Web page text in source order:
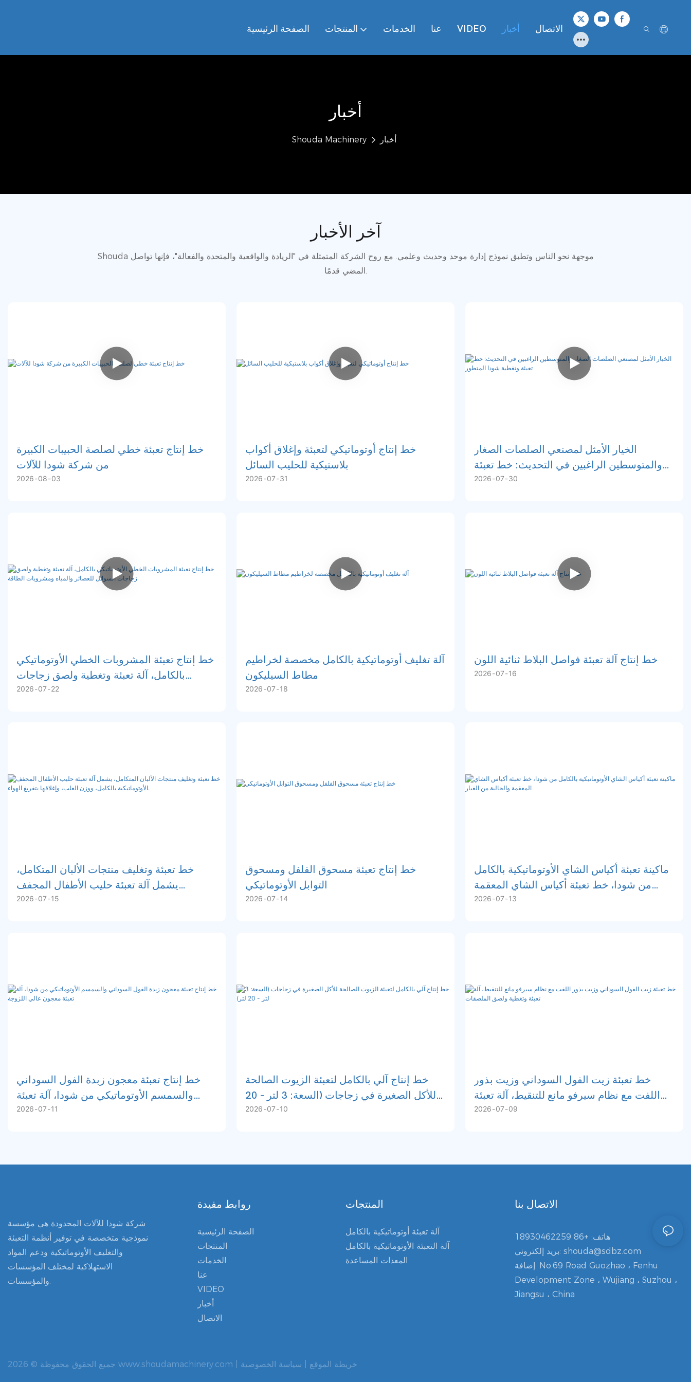
الصفحة الرئيسية المنتجات الخدمات عنا VIDEO أخبار الاتصال
أخبار
Shouda Machinery أخبار
آخر الأخبار
Shouda موجهة نحو الناس وتطبق نموذج إدارة موحد وحديث وعلمي. مع روح الشركة المتمثلة في "الريادة والواقعية والمتحدة والفعالة"، فإنها تواصل
المضي قدمًا.
خط إنتاج تعبئة خطي لصلصة الحبيبات الكبيرة
من شركة شودا للآلات
2026 08 03
خط إنتاج أوتوماتيكي لتعبئة وإغلاق أكواب
بلاستيكية للحليب السائل
2026 07 31
الخيار الأمثل لمصنعي الصلصات الصغار
والمتوسطين الراغبين في التحديث: خط تعبئة
وتغطية شودا المتطور
2026 07 30
خط إنتاج تعبئة المشروبات الخطي الأوتوماتيكي
بالكامل، آلة تعبئة وتغطية ولصق زجاجات
السوائل للعصائر والمياه ومشروبات الطاقة
2026 07 22
آلة تغليف أوتوماتيكية بالكامل مخصصة لخراطيم
مطاط السيليكون
2026 07 18
خط إنتاج آلة تعبئة فواصل البلاط ثنائية اللون
2026 07 16
خط تعبئة وتغليف منتجات الألبان المتكامل،
يشمل آلة تعبئة حليب الأطفال المجفف
الأوتوماتيكية بالكامل، ووزن العلب، وإغلاقها
2026 07 15
خط إنتاج تعبئة مسحوق الفلفل ومسحوق
التوابل الأوتوماتيكي
2026 07 14
ماكينة تعبئة أكياس الشاي الأوتوماتيكية بالكامل
من شودا، خط تعبئة أكياس الشاي المعقمة
والخالية من الغبار
2026 07 13
خط إنتاج تعبئة معجون زبدة الفول السوداني
والسمسم الأوتوماتيكي من شودا، آلة تعبئة
معجون عالي اللزوجة
2026 07 11
خط إنتاج آلي بالكامل لتعبئة الزيوت الصالحة
للأكل الصغيرة في زجاجات (السعة: 3 لتر - 20
لتر)
2026 07 10
خط تعبئة زيت الفول السوداني وزيت بذور
اللفت مع نظام سيرفو مانع للتنقيط، آلة تعبئة
وتغطية ولصق الملصقات
2026 07 09
شركة شودا للآلات المحدودة هي مؤسسة
نموذجية متخصصة في توفير أنظمة التعبئة
والتغليف الأوتوماتيكية ودعم المواد
الاستهلاكية لمختلف المؤسسات
والمؤسسات.
روابط مفيدة
الصفحة الرئيسية
المنتجات
الخدمات
عنا
VIDEO
أخبار
الاتصال
المنتجات
آلة تعبئة أوتوماتيكية بالكامل
آلة التعبئة الأوتوماتيكية بالكامل
المعدات المساعدة
الاتصال بنا
هاتف: +86 18930462259
بريد إلكتروني: shouda@sdbz.com
إضافة: No.69 Road Guozhao ، Fenhu
Development Zone ، Wujiang ، Suzhou ،
Jiangsu ، China
جميع الحقوق محفوظة © 2026 www.shoudamachinery.com | خريطة الموقع | سياسة الخصوصية